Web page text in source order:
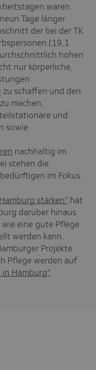
waren
Tage länger
der bei der TK
(19,1
hohen
nur körperliche,
schaffen und den
machen,
und
sowie
nachhaltig im
stehen die
im Fokus.
stärken" hat
darüber hinaus
eine gute Pflege
werden kann.
Projekte
Pflege werden auf
Hamburg"